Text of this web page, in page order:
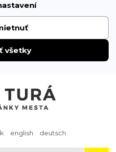
všetky
english deutsch